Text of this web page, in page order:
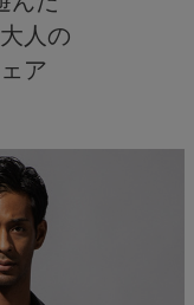
人の
ア